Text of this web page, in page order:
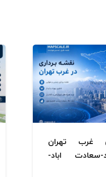
غرب تهران
سعادت اباد-